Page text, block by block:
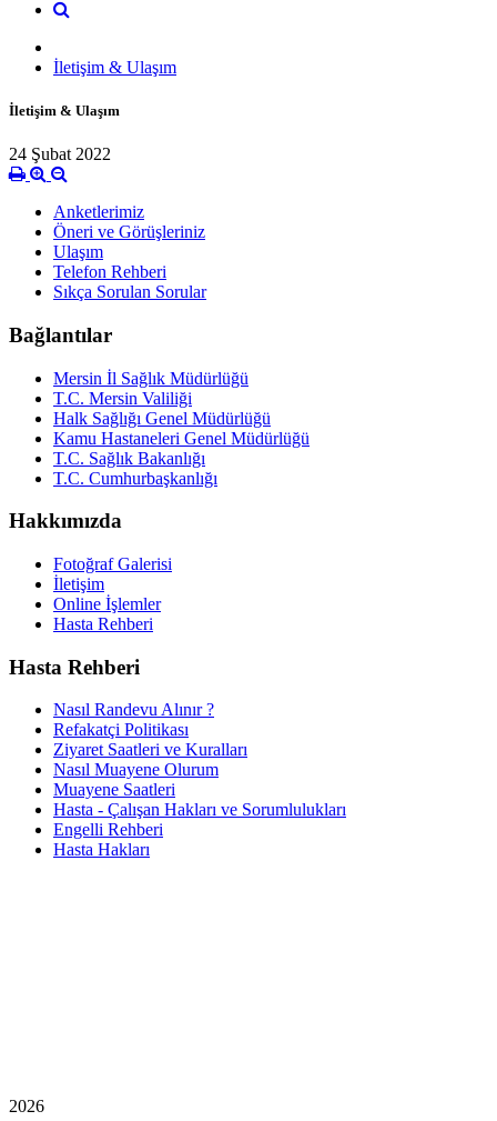
İletişim & Ulaşım
İletişim & Ulaşım
24 Şubat 2022
Anketlerimiz
Öneri ve Görüşleriniz
Ulaşım
Telefon Rehberi
Sıkça Sorulan Sorular
Bağlantılar
Mersin İl Sağlık Müdürlüğü
T.C. Mersin Valiliği
Halk Sağlığı Genel Müdürlüğü
Kamu Hastaneleri Genel Müdürlüğü
T.C. Sağlık Bakanlığı
T.C. Cumhurbaşkanlığı
Hakkımızda
Fotoğraf Galerisi
İletişim
Online İşlemler
Hasta Rehberi
Hasta Rehberi
Nasıl Randevu Alınır ?
Refakatçi Politikası
Ziyaret Saatleri ve Kuralları
Nasıl Muayene Olurum
Muayene Saatleri
Hasta - Çalışan Hakları ve Sorumlulukları
Engelli Rehberi
Hasta Hakları
2026